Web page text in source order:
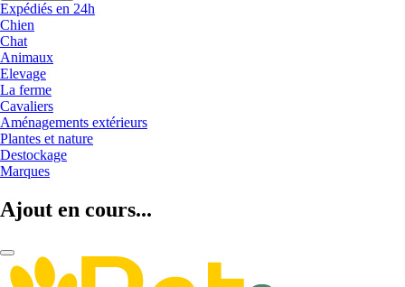
Expédiés en 24h
Chien
Chat
Animaux
Elevage
La ferme
Cavaliers
Aménagements extérieurs
Plantes et nature
Destockage
Marques
Ajout en cours...